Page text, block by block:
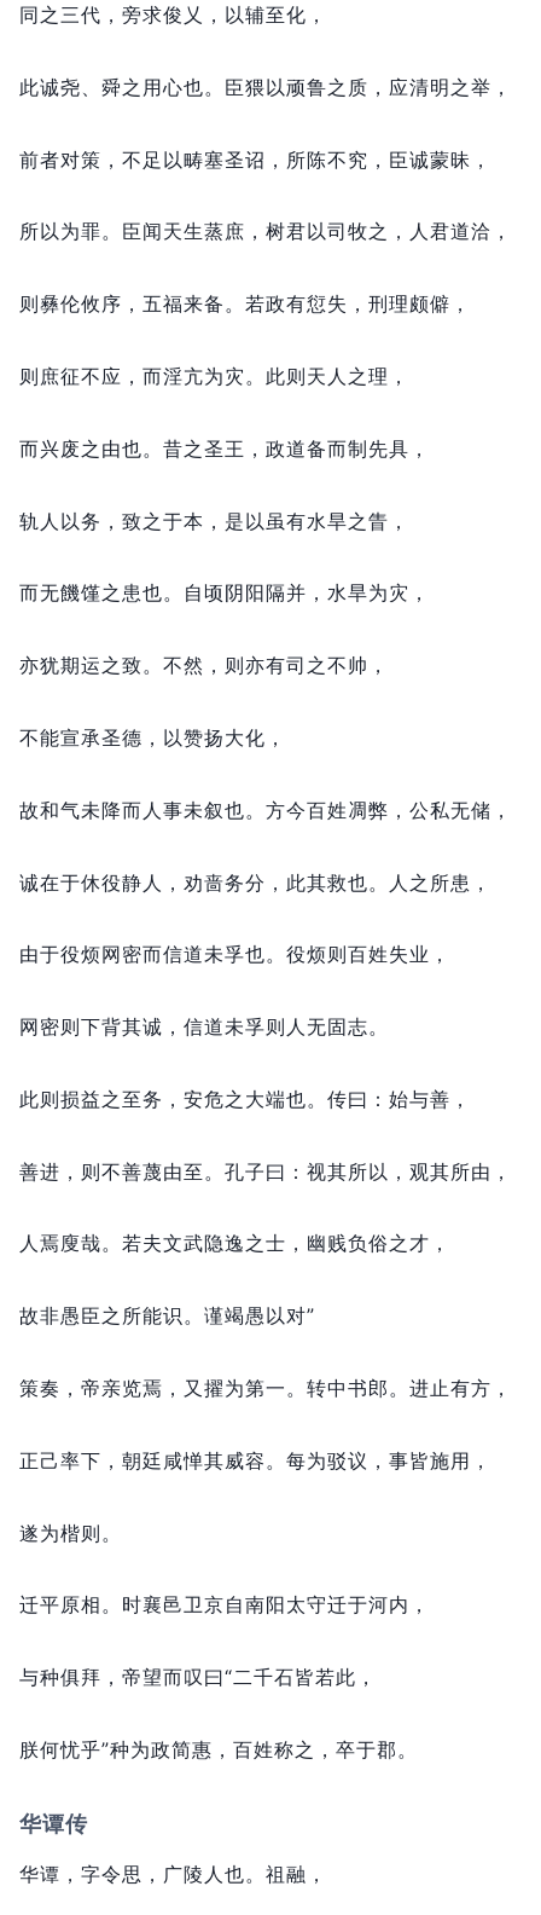
同之三代， 旁求俊乂， 以辅至化，
此诚尧、舜之用心也。 臣猥以顽鲁之质， 应清明之举，
前者对策， 不足以畴塞圣诏， 所陈不究， 臣诚蒙昧，
所以为罪。 臣闻天生蒸庶， 树君以司牧之， 人君道洽，
则彝伦攸序， 五福来备。 若政有愆失， 刑理颇僻，
则庶征不应， 而淫亢为灾。 此则天人之理，
而兴废之由也。 昔之圣王， 政道备而制先具，
轨人以务， 致之于本， 是以虽有水旱之眚，
而无饑馑之患也。 自顷阴阳隔并， 水旱为灾，
亦犹期运之致。 不然， 则亦有司之不帅，
不能宣承圣德， 以赞扬大化，
故和气未降而人事未叙也。 方今百姓凋弊， 公私无储，
诚在于休役静人， 劝啬务分， 此其救也。 人之所患，
由于役烦网密而信道未孚也。 役烦则百姓失业，
网密则下背其诚， 信道未孚则人无固志。
此则损益之至务， 安危之大端也。 传曰： 始与善，
善进， 则不善蔑由至。 孔子曰： 视其所以， 观其所由，
人焉廋哉。 若夫文武隐逸之士， 幽贱负俗之才，
故非愚臣之所能识。 谨竭愚以对”
策奏， 帝亲览焉， 又擢为第一。 转中书郎。 进止有方，
正己率下， 朝廷咸惮其威容。 每为驳议， 事皆施用，
遂为楷则。
迁平原相。 时襄邑卫京自南阳太守迁于河内，
与种俱拜， 帝望而叹曰“二千石皆若此，
朕何忧乎”种为政简惠， 百姓称之， 卒于郡。
华谭传
华谭， 字令思， 广陵人也。 祖融，